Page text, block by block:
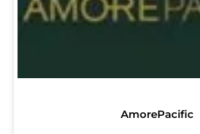
AmorePacific